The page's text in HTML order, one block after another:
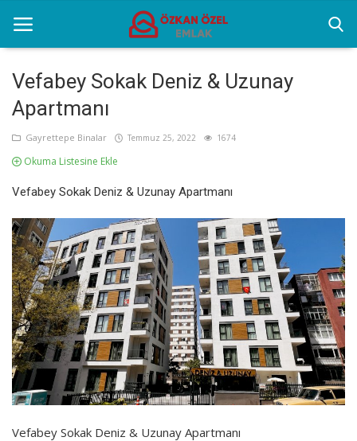
Anasayfa
Sektörel Bilgiler
Galeri
İletişim
Türkçe
Vefabey Sokak Deniz & Uzunay
Apartmanı
Gayrettepe Binalar Temmuz 25, 2022 1674
Okuma Listesine Ekle
Vefabey Sokak Deniz & Uzunay Apartmanı
Vefabey Sokak Deniz & Uzunay Apartmanı